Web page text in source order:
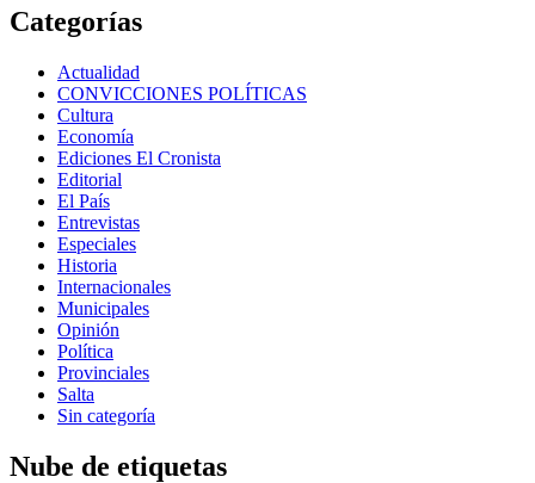
Categorías
Actualidad
CONVICCIONES POLÍTICAS
Cultura
Economía
Ediciones El Cronista
Editorial
El País
Entrevistas
Especiales
Historia
Internacionales
Municipales
Opinión
Política
Provinciales
Salta
Sin categoría
Nube de etiquetas